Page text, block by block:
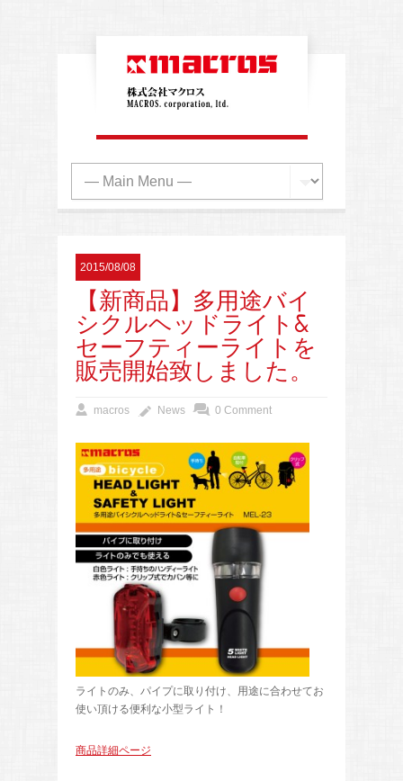
2015/08/08
【新商品】多用途バイ
シクルヘッドライト&
セーフティーライトを
販売開始致しました。
macros News 0 Comment
ライトのみ、パイプに取り付け、用途に合わせてお
使い頂ける便利な小型ライト！
商品詳細ページ